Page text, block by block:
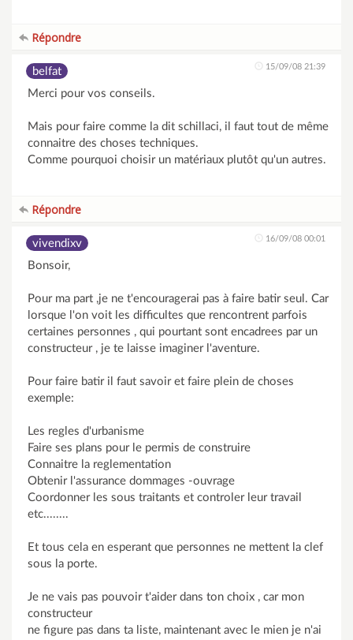
Répondre
belfat 15/09/08 21:39
Merci pour vos conseils.
Mais pour faire comme la dit schillaci, il faut tout de même
connaitre des choses techniques.
Comme pourquoi choisir un matériaux plutôt qu'un autres.
Répondre
vivendixv 16/09/08 00:01
Bonsoir,
Pour ma part ,je ne t'encouragerai pas à faire batir seul. Car
lorsque l'on voit les difficultes que rencontrent parfois
certaines personnes , qui pourtant sont encadrees par un
constructeur , je te laisse imaginer l'aventure.
Pour faire batir il faut savoir et faire plein de choses
exemple:
Les regles d'urbanisme
Faire ses plans pour le permis de construire
Connaitre la reglementation
Obtenir l'assurance dommages -ouvrage
Coordonner les sous traitants et controler leur travail
etc........
Et tous cela en esperant que personnes ne mettent la clef
sous la porte.
Je ne vais pas pouvoir t'aider dans ton choix , car mon
constructeur
ne figure pas dans ta liste, maintenant avec le mien je n'ai